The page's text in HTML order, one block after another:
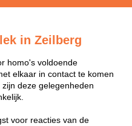
in Zeilberg
homo's voldoende
elkaar in contact te komen
deze gelegenheden
voor reacties van de